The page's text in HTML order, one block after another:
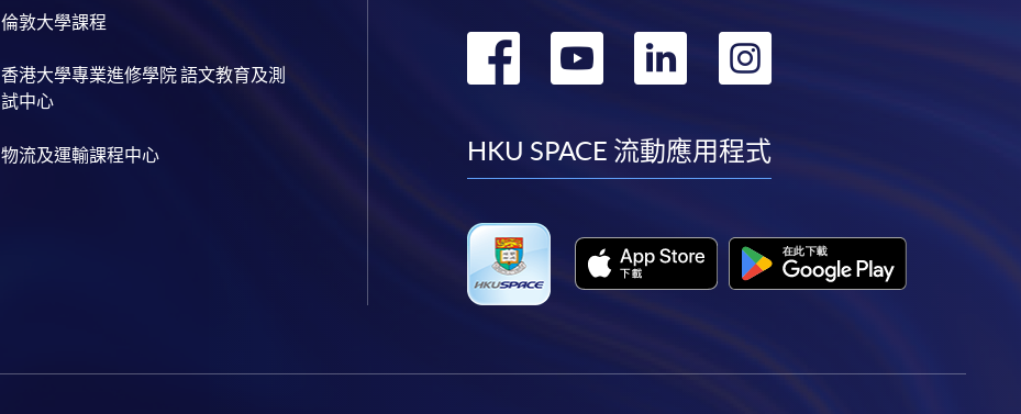
倫敦大學課程
香港大學專業進修學院 語文教育及測
試中心
物流及運輸課程中心
轉
facebook
轉
youtube
轉
linkedin
轉
instagram
HKU SPACE 流動應用程式